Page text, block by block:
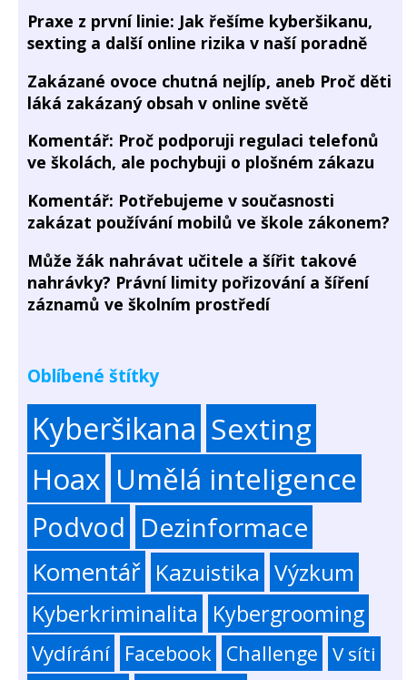
Praxe z první linie: Jak řešíme kyberšikanu,
sexting a další online rizika v naší poradně
Zakázané ovoce chutná nejlíp, aneb Proč děti
láká zakázaný obsah v online světě
Komentář: Proč podporuji regulaci telefonů
ve školách, ale pochybuji o plošném zákazu
Komentář: Potřebujeme v současnosti
zakázat používání mobilů ve škole zákonem?
Může žák nahrávat učitele a šířit takové
nahrávky? Právní limity pořizování a šíření
záznamů ve školním prostředí
Oblíbené štítky
Kyberšikana Sexting
Hoax Umělá inteligence
Podvod Dezinformace
Komentář Kazuistika Výzkum
Kyberkriminalita Kybergrooming
Vydírání Facebook Challenge
V síti